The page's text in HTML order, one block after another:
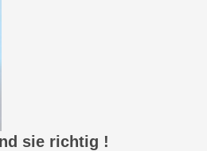
sie richtig !